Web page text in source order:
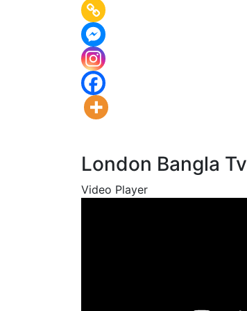
London Bangla Tv
Video Player